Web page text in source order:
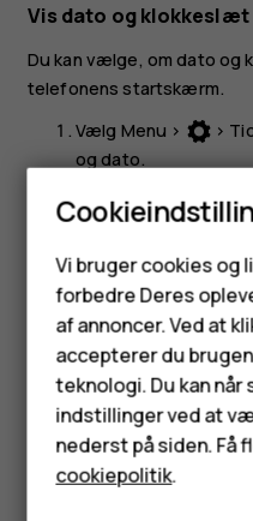
Feature-
Tilbehør
HMD Terra
Tablets
Vis dato og klokkeslæt
Du kan vælge, om dato og
telefonens startskærm.
Vælg Menu > >
og dato.
VælgVis uretfor at få
automatisk, skal du
Synes du, dette
Vi bruger cookies og
forbedre Deres
af annoncer. Ved at
accepterer du
teknologi. Du kan
indstillinger ved at
nederst på siden. Få
cookiepolitik.